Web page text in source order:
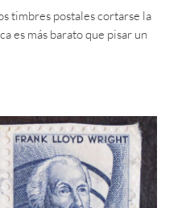
timbres postales cortarse la
es más barato que pisar un